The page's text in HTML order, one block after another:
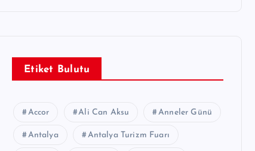
Etiket Bulutu
Accor Ali Can Aksu Anneler Günü
Antalya Antalya Turizm Fuarı